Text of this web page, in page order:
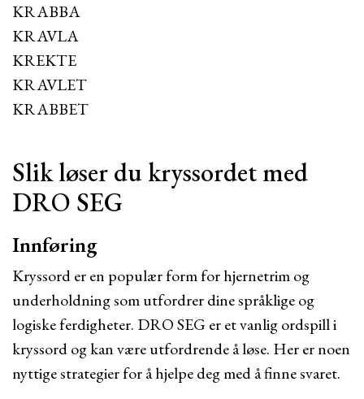
KRABBA
KRAVLA
KREKTE
KRAVLET
KRABBET
Slik løser du kryssordet med
DRO SEG
Innføring
Kryssord er en populær form for hjernetrim og
underholdning som utfordrer dine språklige og
logiske ferdigheter. DRO SEG er et vanlig ordspill i
kryssord og kan være utfordrende å løse. Her er noen
nyttige strategier for å hjelpe deg med å finne svaret.